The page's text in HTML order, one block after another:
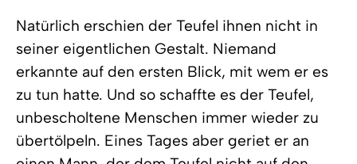
Natürlich erschien der Teufel ihnen nicht in
seiner eigentlichen Gestalt. Niemand
erkannte auf den ersten Blick, mit wem er es
zu tun hatte. Und so schaffte es der Teufel,
unbescholtene Menschen immer wieder zu
übertölpeln. Eines Tages aber geriet er an